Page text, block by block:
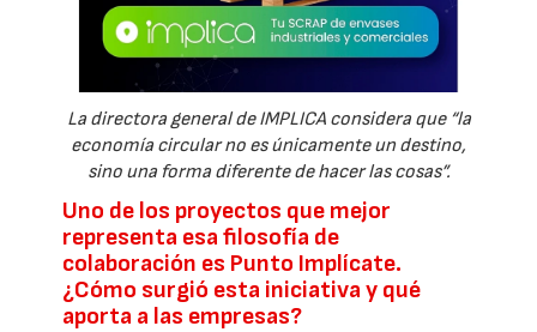
La directora general de IMPLICA considera que “la
economía circular no es únicamente un destino,
sino una forma diferente de hacer las cosas”.
Uno de los proyectos que mejor
representa esa filosofía de
colaboración es Punto Implícate.
¿Cómo surgió esta iniciativa y qué
aporta a las empresas?